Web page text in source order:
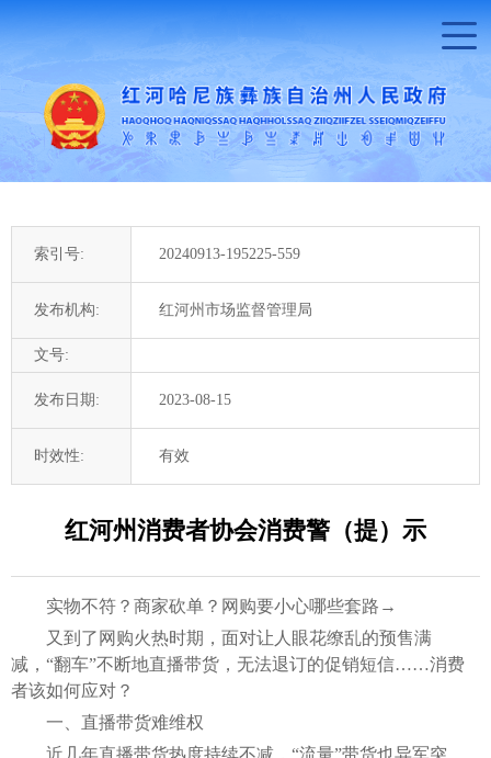
索引号: 20240913-195225-559
发布机构: 红河州市场监督管理局
文号:
发布日期: 2023-08-15
时效性: 有效
红河州消费者协会消费警（提）示
实物不符？商家砍单？网购要小心哪些套路→
又到了网购火热时期，面对让人眼花缭乱的预售满
减，“翻车”不断地直播带货，无法退订的促销短信……消费
者该如何应对？
一、直播带货难维权
近几年直播带货热度持续不减，“流量”带货也异军突